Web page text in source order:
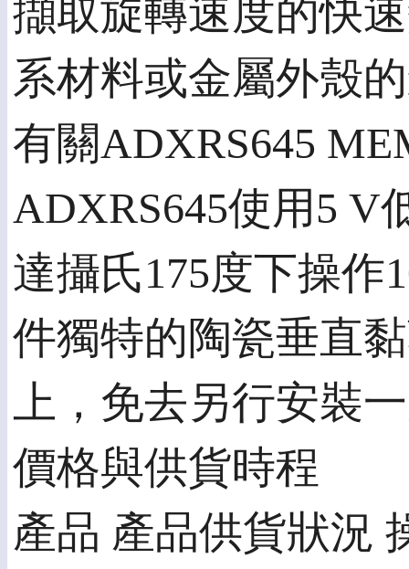
擷取旋轉速度的快
系材料或金屬外殼
有關ADXRS645
ADXRS645使用5 V
達攝氏175度下操作
件獨特的陶瓷垂直
上，免去另行安裝
價格與供貨時程
產品 產品供貨狀況